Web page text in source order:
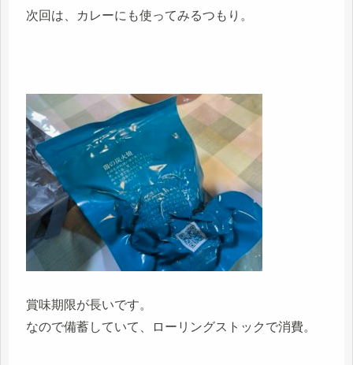
次回は、カレーにも使ってみるつもり。
賞味期限が長いです。
なので備蓄していて、ローリングストックで消費。